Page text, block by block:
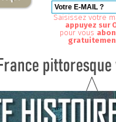
Saisissez votre
appuyez sur
pour vous